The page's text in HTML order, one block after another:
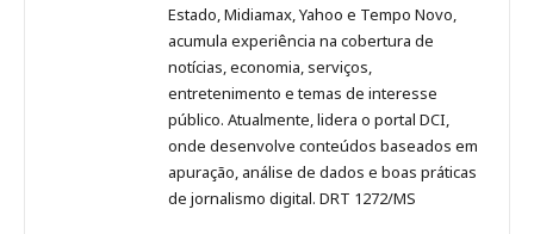
Estado, Midiamax, Yahoo e Tempo Novo,
acumula experiência na cobertura de
notícias, economia, serviços,
entretenimento e temas de interesse
público. Atualmente, lidera o portal DCI,
onde desenvolve conteúdos baseados em
apuração, análise de dados e boas práticas
de jornalismo digital. DRT 1272/MS